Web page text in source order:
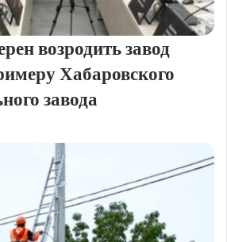
возродить завод
Хабаровского
завода